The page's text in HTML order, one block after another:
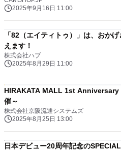
2025年9月16日 11:00
「82（エイティトゥ）」は、おか
えます！
株式会社ハブ
2025年8月29日 11:00
HIRAKATA MALL 1st
催～
株式会社京阪流通システムズ
2025年8月25日 13:00
日本デビュー20周年記念の